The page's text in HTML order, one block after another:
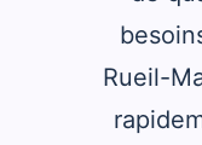
Rueil-